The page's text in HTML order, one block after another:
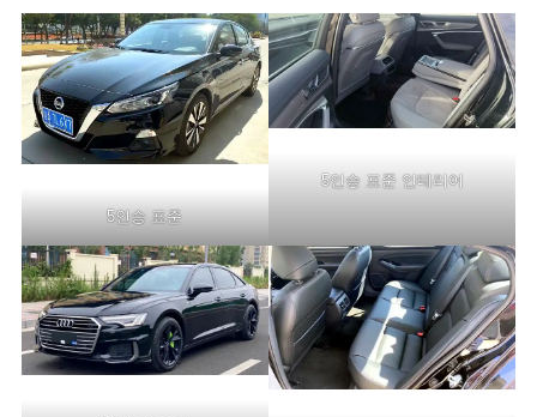
5인승 표준
5인승 표준 인테리어